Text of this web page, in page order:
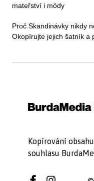
mateřství i módy
Proč Skandinávky nikdy
Okopírujte jejich šatník a
Kopírování
souhlasu